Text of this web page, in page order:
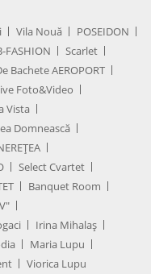
Vila Nouă
POSEIDON
FASHION
Scarlet
Bachete AEROPORT
Foto&Video
Vista
Domnească
Select Cvartet
Banquet Room
Irina Mihalaș
Maria Lupu
Viorica Lupu